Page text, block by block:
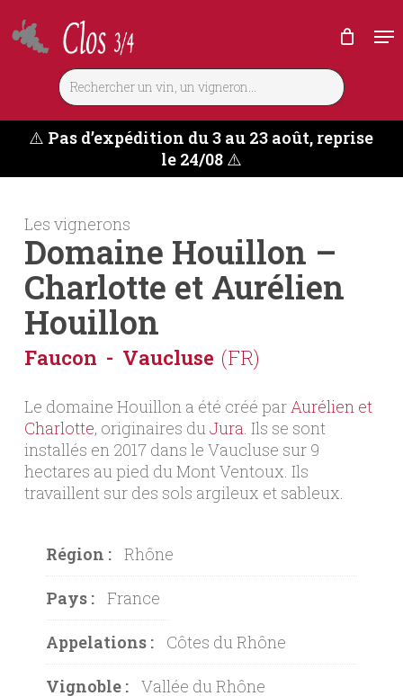
to
main
⚠️ Pas d’expédition du 3 au 23 août, reprise
le 24/08⚠️
Les vignerons
Domaine Houillon –
Charlotte et Aurélien
Houillon
Faucon Vaucluse (FR)
Le domaine Houillon a été créé parAurélien et
Charlotte, originaires duJura. Ils se sont
installés en 2017 dans le Vaucluse sur 9
hectares au pied du Mont Ventoux. Ils
travaillent sur des sols argileux et sableux.
Région : Rhône
Pays : France
Appelations : Côtes du Rhône
Vignoble : Vallée du Rhône